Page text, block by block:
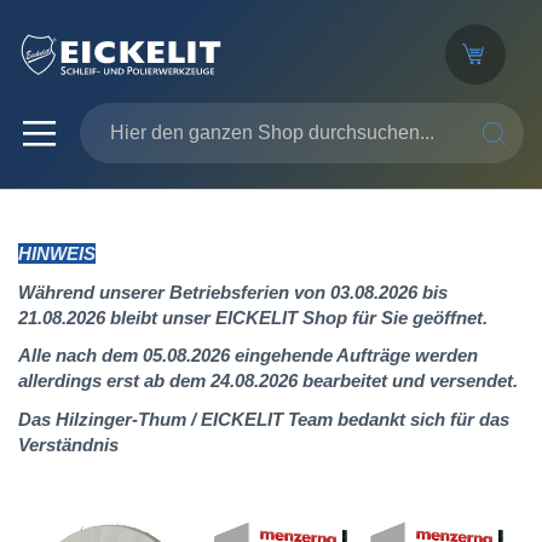
SUCHE
HINWEIS
Während unserer Betriebsferien von 03.08.2026 bis
21.08.2026 bleibt unser EICKELIT Shop für Sie geöffnet.
Alle nach dem 05.08.2026 eingehende Aufträge werden
allerdings erst ab dem 24.08.2026 bearbeitet und versendet.
Das Hilzinger-Thum / EICKELIT Team bedankt sich für das
Verständnis